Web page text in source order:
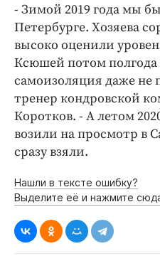
- Зимой 2019 года мы
Петербурге. Хозяева
высоко оценили
Ксюшей потом полгода
самоизоляция даже не
тренер кондровской
Коротков. - А летом
возили на просмотр в
сразу взяли.
Нашли в тексте ошибку?
Выделите её и нажмите